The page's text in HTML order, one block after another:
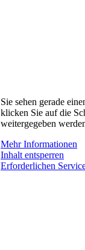
Sie sehen gerade
klicken Sie auf die
weitergegeben
Mehr Informationen
Inhalt entsperren
Erforderlichen